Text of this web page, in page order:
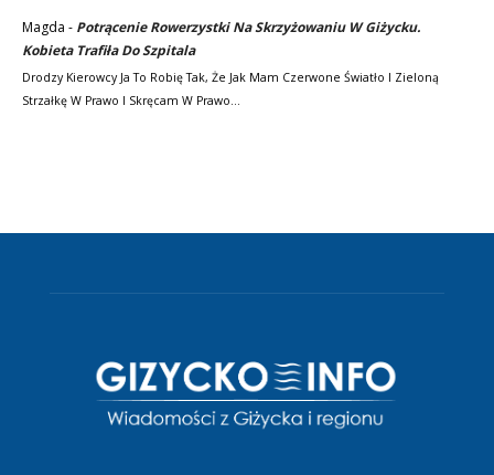
Magda - Potrącenie Rowerzystki Na Skrzyżowaniu W Giżycku.
Kobieta Trafiła Do Szpitala
Drodzy Kierowcy Ja To Robię Tak, Że Jak Mam Czerwone Światło I Zieloną
Strzałkę W Prawo I Skręcam W Prawo…